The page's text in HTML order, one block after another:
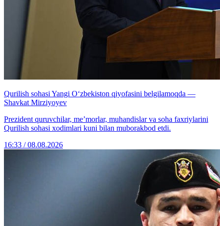
Qurilish sohasi Yangi O‘zbekiston qiyofasini belgilamoqda —
Shavkat Mirziyoyev
Prezident quruvchilar, me’morlar, muhandislar va soha faxriylarini
Qurilish sohasi xodimlari kuni bilan muborakbod etdi.
16:33 / 08.08.2026